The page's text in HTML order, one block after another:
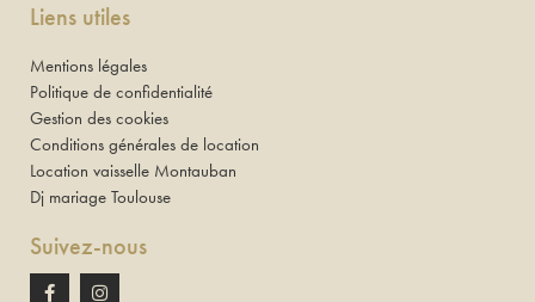
Liens utiles
Mentions légales
Politique de confidentialité
Gestion des cookies
Conditions générales de location
Location vaisselle Montauban
Dj mariage Toulouse
Suivez-nous